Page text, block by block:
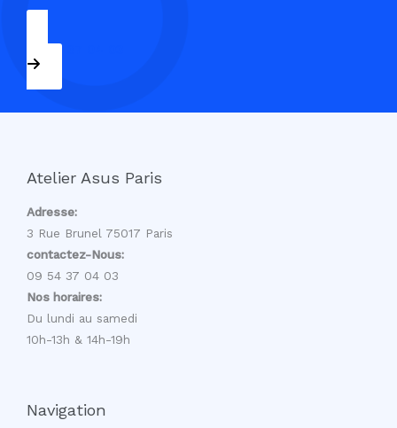
09 54 37 04 03
Atelier Asus Paris
Adresse:
3 Rue Brunel 75017 Paris
contactez-Nous:
09 54 37 04 03
Nos horaires:
Du lundi au samedi
10h-13h & 14h-19h
Navigation